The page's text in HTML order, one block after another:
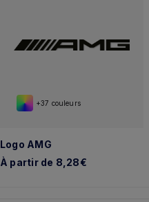
+37 couleurs
Logo AMG
À partir de 8,28€